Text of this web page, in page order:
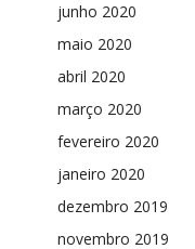
junho 2020
maio 2020
abril 2020
março 2020
fevereiro 2020
janeiro 2020
dezembro 2019
novembro 2019